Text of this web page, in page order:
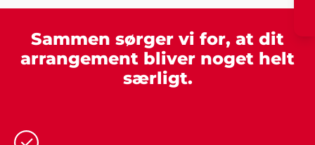
Merete Møller og sønner
"Vi er blevet de nye festarrangører i familien efter
vores meget vellykkede arrangement sidst... og det
Sammen sørger vi for, at dit
arrangement bliver noget helt
særligt.